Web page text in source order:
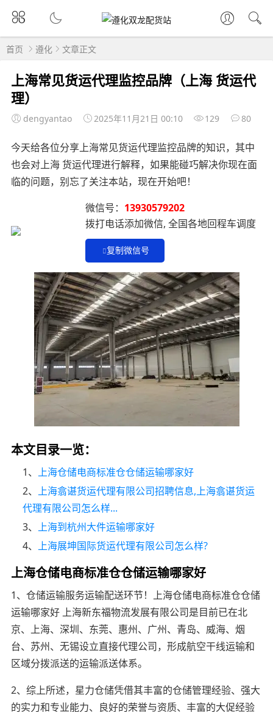
首页 遵化 文章正文
上海常见货运代理监控品牌（上海 货运代
理）
dengyantao 2025年11月21日 00:10 129 80
今天给各位分享上海常见货运代理监控品牌的知识，其中
也会对上海 货运代理进行解释，如果能碰巧解决你现在面
临的问题，别忘了关注本站，现在开始吧！
微信号： 13930579202
拨打电话添加微信, 全国各地回程车调度
复制微信号
本文目录一览：
1、 上海仓储电商标准仓仓储运输哪家好
2、 上海翕谌货运代理有限公司招聘信息,上海翕谌货运
代理有限公司怎么样...
3、 上海到杭州大件运输哪家好
4、 上海展坤国际货运代理有限公司怎么样?
上海仓储电商标准仓仓储运输哪家好
1、仓储运输服务运输配送环节！上海仓储电商标准仓仓储
运输哪家好 上海新东福物流发展有限公司是目前已在北
京、上海、深圳、东莞、惠州、广州、青岛、威海、烟
台、苏州、无锡设立直接代理公司，形成航空干线运输和
区域分拨派送的运输派送体系。
2、综上所述，星力仓储凭借其丰富的仓储管理经验、强大
的实力和专业能力、良好的荣誉与资质、丰富的大促经验